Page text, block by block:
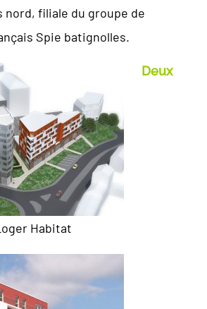
nord, filiale du groupe de
Spie batignolles.
Habitat
Deux